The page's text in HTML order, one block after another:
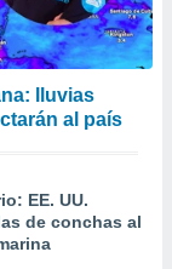
lluvias
al país
EE. UU.
de conchas al